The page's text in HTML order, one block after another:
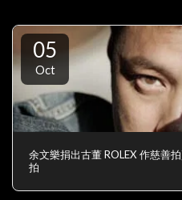
05
Oct
余文樂捐出古董 ROLEX 作慈善
拍